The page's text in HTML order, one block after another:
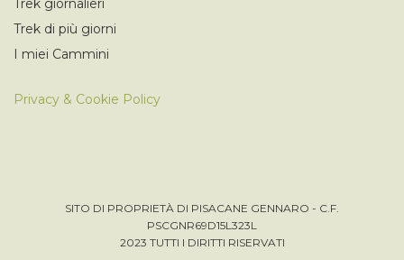
Trek giornalieri
Trek di più giorni
I miei Cammini
Privacy & Cookie Policy
SITO DI PROPRIETÀ DI PISACANE GENNARO - C.F.
PSCGNR69D15L323L
2023 TUTTI I DIRITTI RISERVATI